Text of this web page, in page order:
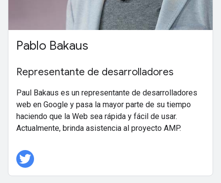
Pablo Bakaus
Representante de desarrolladores
Paul Bakaus es un representante de desarrolladores
web en Google y pasa la mayor parte de su tiempo
haciendo que la Web sea rápida y fácil de usar.
Actualmente, brinda asistencia al proyecto AMP.